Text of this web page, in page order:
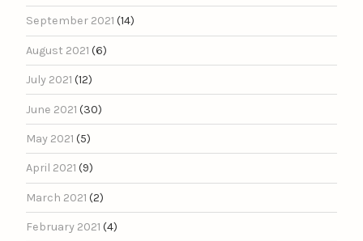
September 2021 (14)
August 2021 (6)
July 2021 (12)
June 2021 (30)
May 2021 (5)
April 2021 (9)
March 2021 (2)
February 2021 (4)